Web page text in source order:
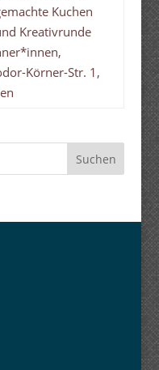
Kuchen
Kreativrunde
Körner-Str. 1,
Suchen